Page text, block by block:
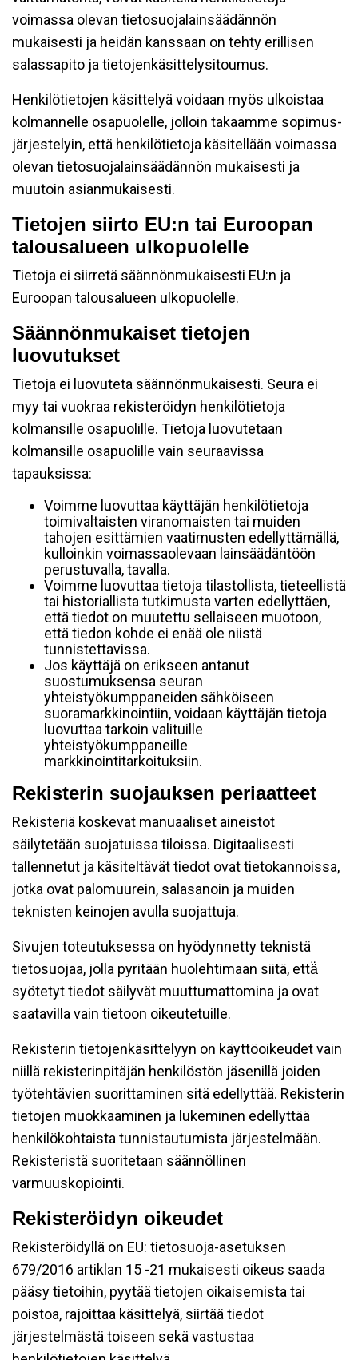
voimassa olevan tietosuojalainsäädännön
mukaisesti ja heidän kanssaan on tehty erillisen
salassapito ja tietojenkäsittelysitoumus.
Henkilötietojen käsittelyä voidaan myös ulkoistaa
kolmannelle osapuolelle, jolloin takaamme sopimus-
järjestelyin, että henkilötietoja käsitellään voimassa
olevan tietosuojalainsäädännön mukaisesti ja
muutoin asianmukaisesti.
Tietojen siirto EU:n tai Euroopan
talousalueen ulkopuolelle
Tietoja ei siirretä säännönmukaisesti EU:n ja
Euroopan talousalueen ulkopuolelle.
Säännönmukaiset tietojen
luovutukset
Tietoja ei luovuteta säännönmukaisesti. Seura ei
myy tai vuokraa rekisteröidyn henkilötietoja
kolmansille osapuolille. Tietoja luovutetaan
kolmansille osapuolille vain seuraavissa
tapauksissa:
Voimme luovuttaa käyttäjän henkilötietoja
toimivaltaisten viranomaisten tai muiden
tahojen esittämien vaatimusten edellyttämällä,
kulloinkin voimassaolevaan lainsäädäntöön
perustuvalla, tavalla.
Voimme luovuttaa tietoja tilastollista, tieteellistä
tai historiallista tutkimusta varten edellyttäen,
että tiedot on muutettu sellaiseen muotoon,
että tiedon kohde ei enää ole niistä
tunnistettavissa.
Jos käyttäjä on erikseen antanut
suostumuksensa seuran
yhteistyökumppaneiden sähköiseen
suoramarkkinointiin, voidaan käyttäjän tietoja
luovuttaa tarkoin valituille
yhteistyökumppaneille
markkinointitarkoituksiin.
Rekisterin suojauksen periaatteet
Rekisteriä koskevat manuaaliset aineistot
säilytetään suojatuissa tiloissa. Digitaalisesti
tallennetut ja käsiteltävät tiedot ovat tietokannoissa,
jotka ovat palomuurein, salasanoin ja muiden
teknisten keinojen avulla suojattuja.
Sivujen toteutuksessa on hyödynnetty teknistä
tietosuojaa, jolla pyritään huolehtimaan siitä, että̈
syötetyt tiedot säilyvät muuttumattomina ja ovat
saatavilla vain tietoon oikeutetuille.
Rekisterin tietojenkäsittelyyn on käyttöoikeudet vain
niillä rekisterinpitäjän henkilöstön jäsenillä joiden
työtehtävien suorittaminen sitä edellyttää. Rekisterin
tietojen muokkaaminen ja lukeminen edellyttää
henkilökohtaista tunnistautumista järjestelmään.
Rekisteristä suoritetaan säännöllinen
varmuuskopiointi.
Rekisteröidyn oikeudet
Rekisteröidyllä on EU: tietosuoja-asetuksen
679/2016 artiklan 15 -21 mukaisesti oikeus saada
pääsy tietoihin, pyytää tietojen oikaisemista tai
poistoa, rajoittaa käsittelyä, siirtää tiedot
järjestelmästä toiseen sekä vastustaa